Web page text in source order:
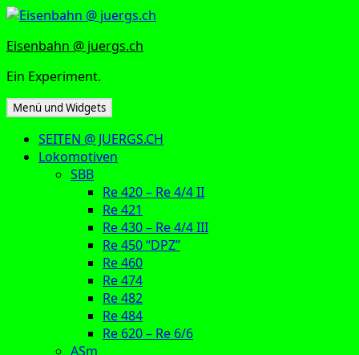
Zum
springen
Eisenbahn @ juergs.ch
Ein Experiment.
Menü und Widgets
SEITEN @ JUERGS.CH
Lokomotiven
SBB
Re 420 – Re 4/4 II
Re 421
Re 430 – Re 4/4 III
Re 450 “DPZ”
Re 460
Re 474
Re 482
Re 484
Re 620 – Re 6/6
ASm